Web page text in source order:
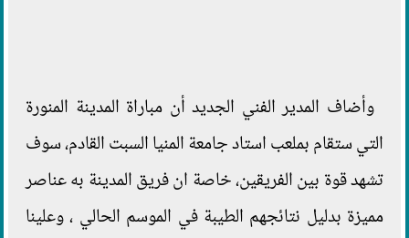
وأضاف المدير الفني الجديد أن مباراة المدينة المنورة
التي ستقام بملعب استاد جامعة المنيا السبت القادم، سوف
تشهد قوة بين الفريقين، خاصة ان فريق المدينة به عناصر
مميزة بدليل نتائجهم الطيبة في الموسم الحالي ، وعلينا